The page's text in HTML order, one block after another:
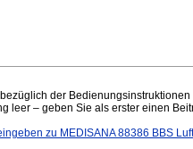
der
leer – geben Sie als erster einen
zu MEDISANA 88386 BBS